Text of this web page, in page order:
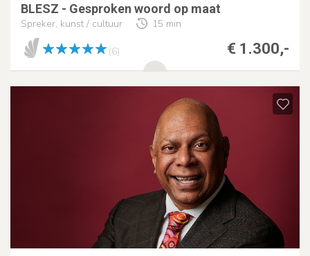
BLESZ - Gesproken woord op maat
Spreker, kunst / cultuur 15 min
€ 1.300,-
(6)